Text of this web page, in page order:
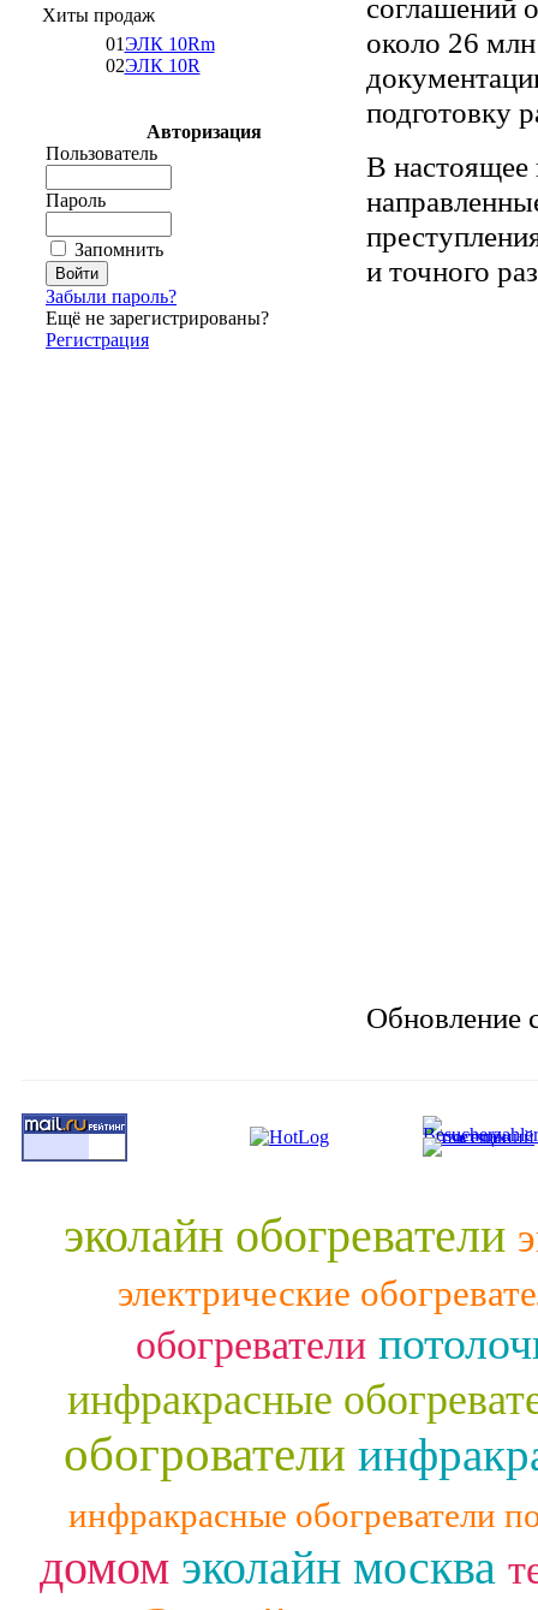
Хиты продаж
01ЭЛК 10Rm
02ЭЛК 10R
Авторизация
Пользователь
Пароль
Запомнить
Забыли пароль?
Ещё не зарегистрированы?
Регистрация
соглашений
около 26
подготовку
В настоящее
и точного
Обновление
эколайн обогреватели
электрические
обогреватели
инфракрасные
обогрователи
инфракрасные обогреватели
домом эколайн москва